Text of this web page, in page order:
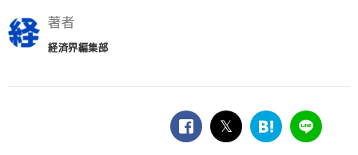
著者
経済界編集部
facebook
twitter
は
LINE